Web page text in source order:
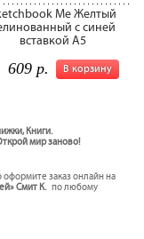
Me Желтый
с синей
вставкой A5
В корзину
609 р.
Книги.
мир заново!
заказ онлайн на
Смит К. по любому